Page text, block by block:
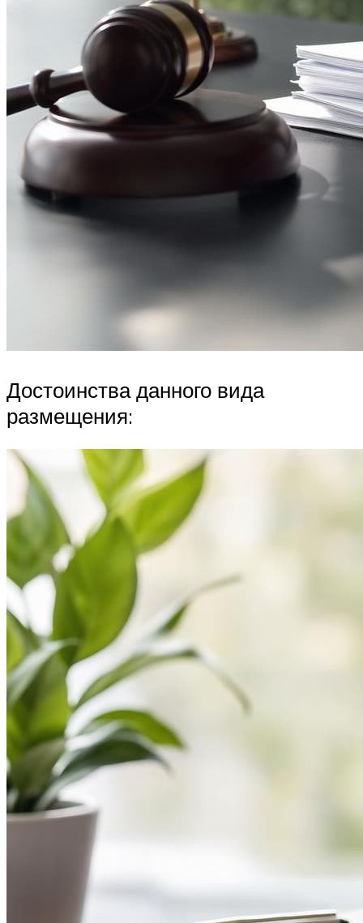
Достоинства данного вида
размещения: